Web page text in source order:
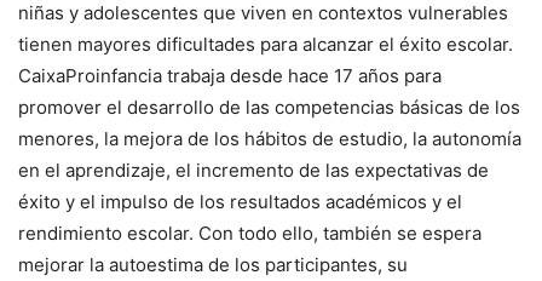
niñas y adolescentes que viven en contextos vulnerables
tienen mayores dificultades para alcanzar el éxito escolar.
CaixaProinfancia trabaja desde hace 17 años para
promover el desarrollo de las competencias básicas de los
menores, la mejora de los hábitos de estudio, la autonomía
en el aprendizaje, el incremento de las expectativas de
éxito y el impulso de los resultados académicos y el
rendimiento escolar. Con todo ello, también se espera
mejorar la autoestima de los participantes, su